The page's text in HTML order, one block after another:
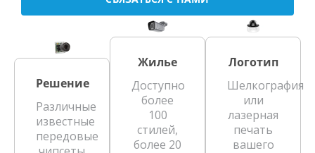
Решение
Различные
известные
передовые
Жилье
Доступно
более
100
стилей,
более 20
Логотип
Шелкография
или
лазерная
печать
вашего